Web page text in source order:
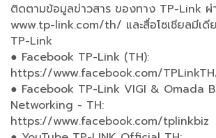
ติดตามข้อมูลข่าวสาร ของทาง TP-Link ผ่
www.tp-link.com/th/ และสื่อโซเชียลมีเ
TP-Link
● Facebook TP-Link (TH):
https://www.facebook.com/
● Facebook TP-Link VIGI & Omada
Networking - TH:
https://www.facebook.com/tplinkbiz